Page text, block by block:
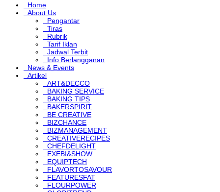
Home
About Us
Pengantar
Tiras
Rubrik
Tarif Iklan
Jadwal Terbit
Info Berlangganan
News & Events
Artikel
ART&DECCO
BAKING SERVICE
BAKING TIPS
BAKERSPIRIT
BE CREATIVE
BIZCHANCE
BIZMANAGEMENT
CREATIVERECIPES
CHEFDELIGHT
EXEBI&SHOW
EQUIPTECH
FLAVORTOSAVOUR
FEATURESFAT
FLOURPOWER